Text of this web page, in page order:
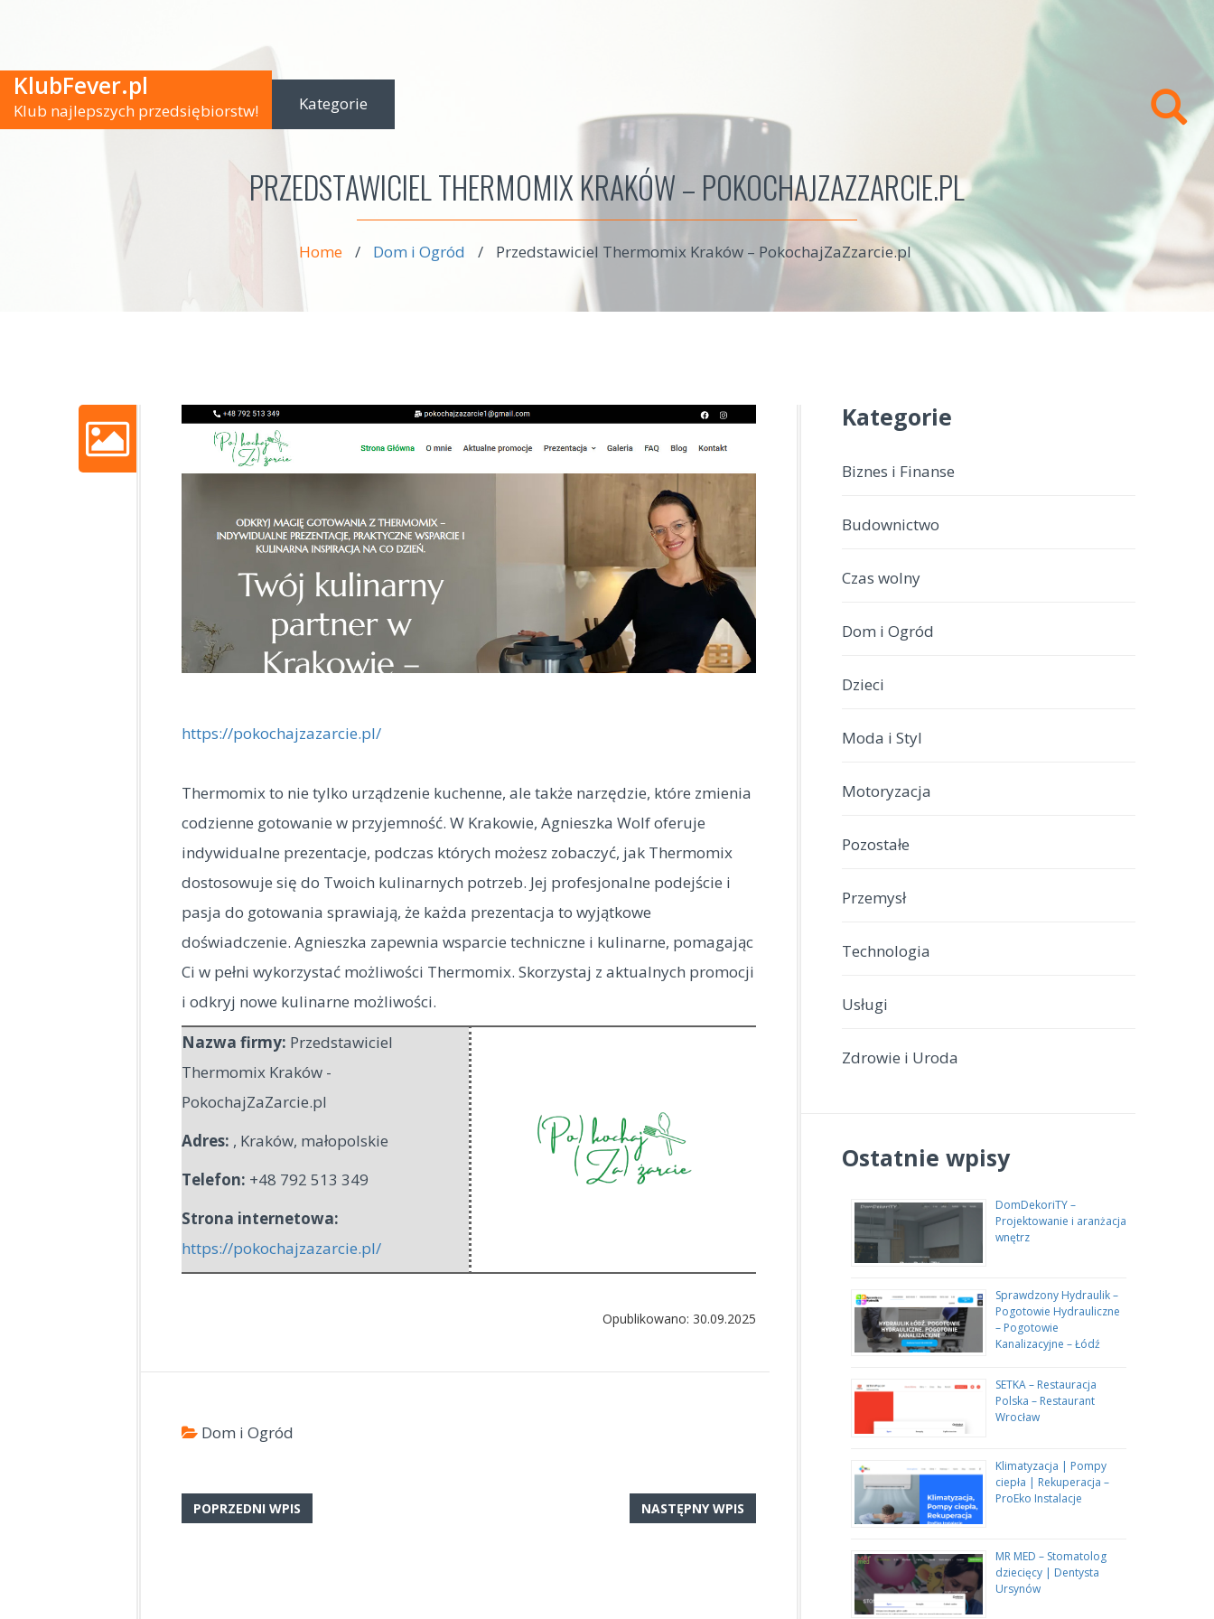
KlubFever.pl
Klub najlepszych przedsiębiorstw! Kategorie
PRZEDSTAWICIEL THERMOMIX KRAKÓW – POKOCHAJZAZZARCIE.PL
Home / Dom i Ogród / Przedstawiciel Thermomix Kraków – PokochajZaZzarcie.pl
https://pokochajzazarcie.pl/
Thermomix to nie tylko urządzenie kuchenne, ale także narzędzie, które zmienia
codzienne gotowanie w przyjemność. W Krakowie, Agnieszka Wolf oferuje
indywidualne prezentacje, podczas których możesz zobaczyć, jak Thermomix
dostosowuje się do Twoich kulinarnych potrzeb. Jej profesjonalne podejście i
pasja do gotowania sprawiają, że każda prezentacja to wyjątkowe
doświadczenie. Agnieszka zapewnia wsparcie techniczne i kulinarne, pomagając
Ci w pełni wykorzystać możliwości Thermomix. Skorzystaj z aktualnych promocji
i odkryj nowe kulinarne możliwości.
Nazwa firmy: Przedstawiciel
Thermomix Kraków -
PokochajZaZarcie.pl
Adres: , Kraków, małopolskie
Telefon: +48 792 513 349
Strona internetowa:
https://pokochajzazarcie.pl/
Opublikowano: 30.09.2025
Dom i Ogród
POPRZEDNI WPIS NASTĘPNY WPIS
Kategorie
Biznes i Finanse
Budownictwo
Czas wolny
Dom i Ogród
Dzieci
Moda i Styl
Motoryzacja
Pozostałe
Przemysł
Technologia
Usługi
Zdrowie i Uroda
Ostatnie wpisy
DomDekoriTY –
Projektowanie i aranżacja
wnętrz
Sprawdzony Hydraulik –
Pogotowie Hydrauliczne
– Pogotowie
Kanalizacyjne – Łódź
SETKA – Restauracja
Polska – Restaurant
Wrocław
Klimatyzacja | Pompy
ciepła | Rekuperacja –
ProEko Instalacje
MR MED – Stomatolog
dziecięcy | Dentysta
Ursynów